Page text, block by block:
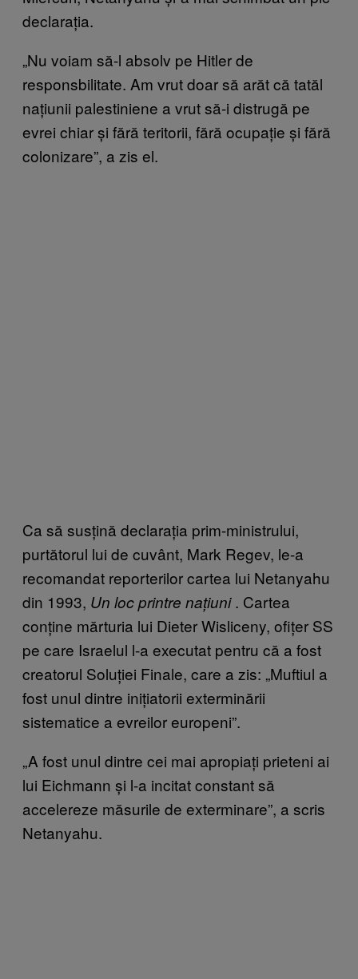
declarația.
„Nu voiam să-l absolv pe Hitler de
responsbilitate. Am vrut doar să arăt că tatăl
națiunii palestiniene a vrut să-i distrugă pe
evrei chiar și fără teritorii, fără ocupație și fără
colonizare”, a zis el.
Ca să susțină declarația prim-ministrului,
purtătorul lui de cuvânt, Mark Regev, le-a
recomandat reporterilor cartea lui Netanyahu
din 1993, Un loc printre națiuni. Cartea
conține mărturia lui Dieter Wisliceny, ofițer SS
pe care Israelul l-a executat pentru că a fost
creatorul Soluției Finale, care a zis: „Muftiul a
fost unul dintre inițiatorii exterminării
sistematice a evreilor europeni”.
„A fost unul dintre cei mai apropiați prieteni ai
lui Eichmann și l-a incitat constant să
accelereze măsurile de exterminare”, a scris
Netanyahu.